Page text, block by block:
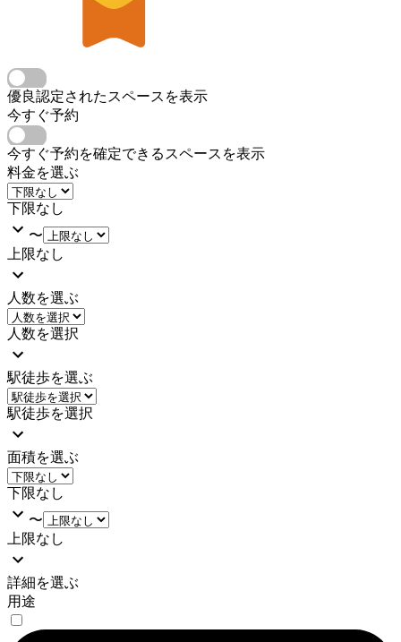
優良認定されたスペースを表示
今すぐ予約
今すぐ予約を確定できるスペースを表示
料金を選ぶ
下限なし
〜
上限なし
人数を選ぶ
人数を選択
駅徒歩を選ぶ
駅徒歩を選択
面積を選ぶ
下限なし
〜
上限なし
詳細を選ぶ
用途